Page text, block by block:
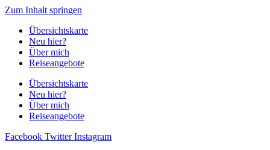
Zum Inhalt springen
Übersichtskarte
Neu hier?
Über mich
Reiseangebote
Übersichtskarte
Neu hier?
Über mich
Reiseangebote
Facebook Twitter Instagram